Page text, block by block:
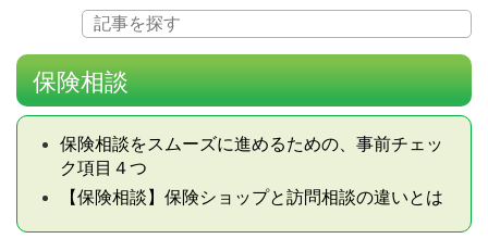
保険相談
保険相談をスムーズに進めるための、事前チェッ
ク項目４つ
【保険相談】保険ショップと訪問相談の違いとは